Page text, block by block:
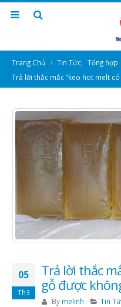
Trang Chủ Tin Tức, Tổng hợp
Trả lời thắc mắc “keo hot melt có
05
Th3
Trả lời thắc
gỗ được
By melinh Tin